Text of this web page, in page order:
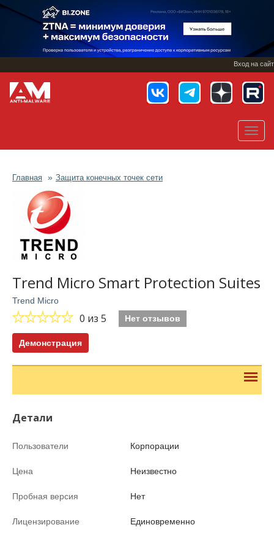
Перейти
основному
Вход на сайт
Главная Защита конечных точек сети
Trend Micro Smart Protection Suites
Trend Micro
0 из 5 Нет отзывов
Демонстрация
Детали
Пользователи Корпорации
Цена Неизвестно
Пробная версия Нет
Лицензирование Единовременно